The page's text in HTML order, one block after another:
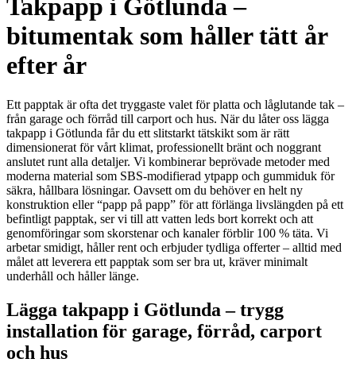
Takpapp i Götlunda –
bitumentak som håller tätt år
efter år
Ett papptak är ofta det tryggaste valet för platta och låglutande tak –
från garage och förråd till carport och hus. När du låter oss lägga
takpapp i Götlunda får du ett slitstarkt tätskikt som är rätt
dimensionerat för vårt klimat, professionellt bränt och noggrant
anslutet runt alla detaljer. Vi kombinerar beprövade metoder med
moderna material som SBS-modifierad ytpapp och gummiduk för
säkra, hållbara lösningar. Oavsett om du behöver en helt ny
konstruktion eller “papp på papp” för att förlänga livslängden på ett
befintligt papptak, ser vi till att vatten leds bort korrekt och att
genomföringar som skorstenar och kanaler förblir 100 % täta. Vi
arbetar smidigt, håller rent och erbjuder tydliga offerter – alltid med
målet att leverera ett papptak som ser bra ut, kräver minimalt
underhåll och håller länge.
Lägga takpapp i Götlunda – trygg
installation för garage, förråd, carport
och hus